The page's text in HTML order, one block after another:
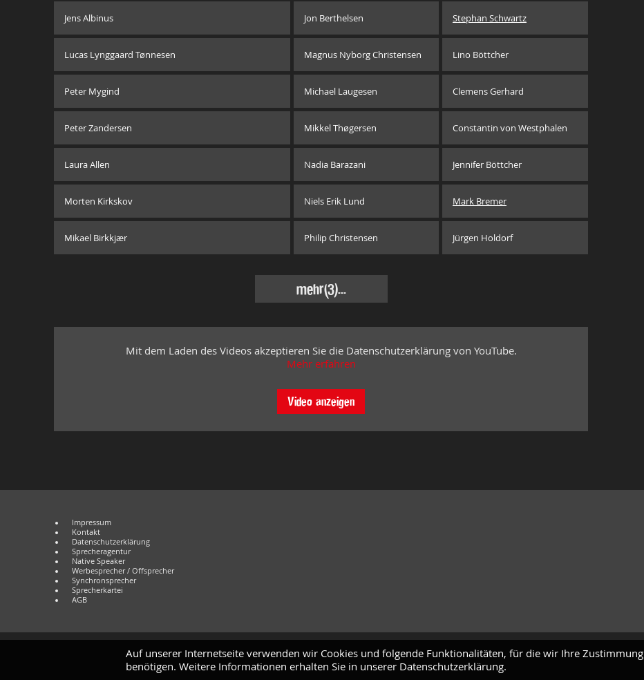
Jens Albinus Jon Berthelsen Stephan Schwartz
Lucas Lynggaard Tønnesen Magnus Nyborg Christensen Lino Böttcher
Peter Mygind Michael Laugesen Clemens Gerhard
Peter Zandersen Mikkel Thøgersen Constantin von Westphalen
Laura Allen Nadia Barazani Jennifer Böttcher
Morten Kirkskov Niels Erik Lund Mark Bremer
Mikael Birkkjær Philip Christensen Jürgen Holdorf
mehr(3)...
Mit dem Laden des Videos akzeptieren Sie die Datenschutzerklärung von YouTube.
Mehr erfahren
Video anzeigen
Impressum
Kontakt
Datenschutzerklärung
Sprecheragentur
Native Speaker
Werbesprecher / Offsprecher
Synchronsprecher
Sprecherkartei
AGB
Auf unserer Internetseite verwenden wir Cookies und folgende Funktionalitäten, für die wir Ihre Zustimmung
benötigen. Weitere Informationen erhalten Sie in unserer Datenschutzerklärung.